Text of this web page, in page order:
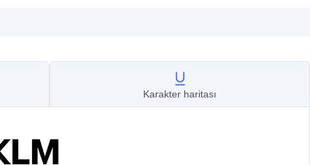
Karakter haritası